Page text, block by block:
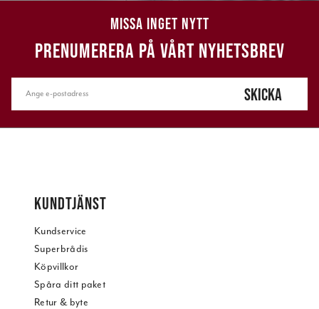
MISSA INGET NYTT
PRENUMERERA PÅ VÅRT NYHETSBREV
SKICKA
KUNDTJÄNST
Kundservice
Superbrådis
Köpvillkor
Spåra ditt paket
Retur & byte